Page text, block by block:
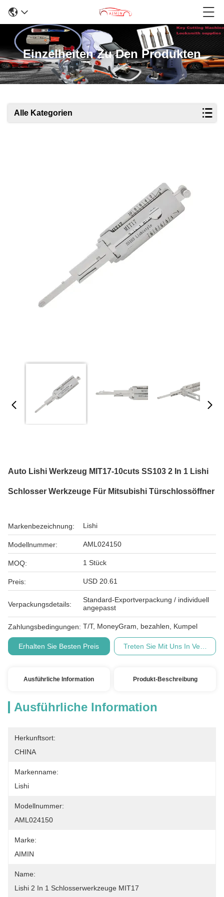
Einzelheiten Zu Den Produkten
Alle Kategorien
Auto Lishi Werkzeug MIT17-10cuts SS103 2 In 1 Lishi
Schlosser Werkzeuge Für Mitsubishi Türschlossöffner
Markenbezeichnung: Lishi
Modellnummer: AML024150
MOQ: 1 Stück
Preis: USD 20.61
Verpackungsdetails:
Standard-Exportverpackung / individuell
angepasst
Zahlungsbedingungen: T/T, MoneyGram, bezahlen, Kumpel
Erhalten Sie Besten Preis Treten Sie Mit Uns In
Ausführliche Information Produkt-Beschreibung
Ausführliche Information
Herkunftsort:
CHINA
Markenname:
Lishi
Modellnummer:
AML024150
Marke:
AIMIN
Name:
Lishi 2 In 1 Schlosserwerkzeuge MIT17